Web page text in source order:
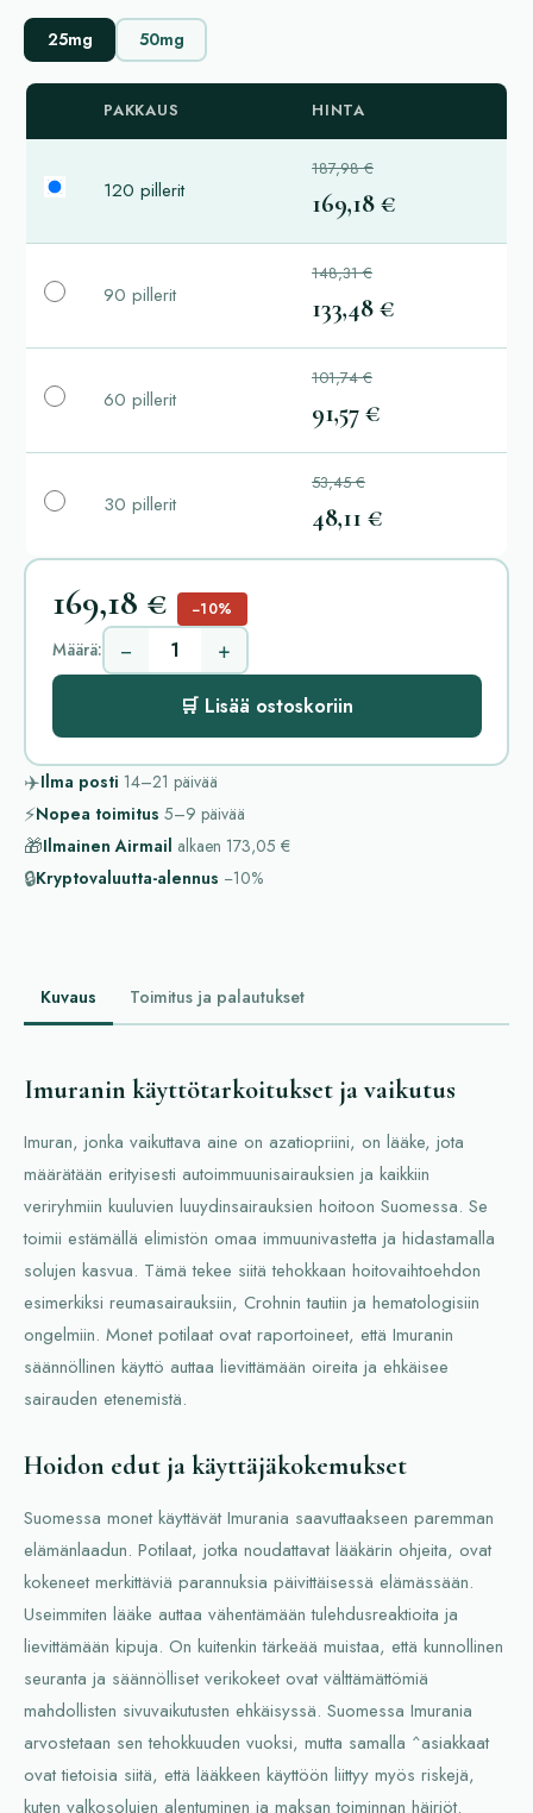
25mg 50mg
PAKKAUS HINTA
120 pillerit
187,98 €
169,18 €
90 pillerit
148,31 €
133,48 €
60 pillerit
101,74 €
91,57 €
30 pillerit
53,45 €
48,11 €
169,18 € −10%
Määrä: − +
🛒 Lisää ostoskoriin
✈️Ilma posti 14–21 päivää
⚡Nopea toimitus 5–9 päivää
🎁Ilmainen Airmail alkaen 173,05 €
🔒Kryptovaluutta-alennus −10%
Kuvaus Toimitus ja palautukset
Imuranin käyttötarkoitukset ja vaikutus
Imuran, jonka vaikuttava aine on azatiopriini, on lääke, jota
määrätään erityisesti autoimmuunisairauksien ja kaikkiin
veriryhmiin kuuluvien luuydinsairauksien hoitoon Suomessa. Se
toimii estämällä elimistön omaa immuunivastetta ja hidastamalla
solujen kasvua. Tämä tekee siitä tehokkaan hoitovaihtoehdon
esimerkiksi reumasairauksiin, Crohnin tautiin ja hematologisiin
ongelmiin. Monet potilaat ovat raportoineet, että Imuranin
säännöllinen käyttö auttaa lievittämään oireita ja ehkäisee
sairauden etenemistä.
Hoidon edut ja käyttäjäkokemukset
Suomessa monet käyttävät Imurania saavuttaakseen paremman
elämänlaadun. Potilaat, jotka noudattavat lääkärin ohjeita, ovat
kokeneet merkittäviä parannuksia päivittäisessä elämässään.
Useimmiten lääke auttaa vähentämään tulehdusreaktioita ja
lievittämään kipuja. On kuitenkin tärkeää muistaa, että kunnollinen
seuranta ja säännölliset verikokeet ovat välttämättömiä
mahdollisten sivuvaikutusten ehkäisyssä. Suomessa Imurania
arvostetaan sen tehokkuuden vuoksi, mutta samalla ^asiakkaat
ovat tietoisia siitä, että lääkkeen käyttöön liittyy myös riskejä,
kuten valkosolujen alentuminen ja maksan toiminnan häiriöt.